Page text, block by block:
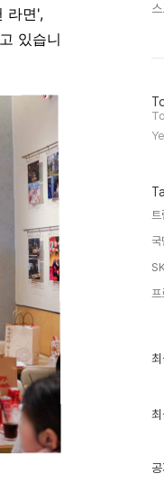
라면',
있습니
방
문
자
수
트
국
프
최
인